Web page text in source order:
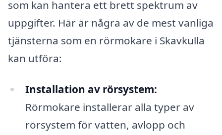
som kan hantera ett brett spektrum av
uppgifter. Här är några av de mest vanliga
tjänsterna som en rörmokare i Skavkulla
kan utföra:
Installation av rörsystem:
Rörmokare installerar alla typer av
rörsystem för vatten, avlopp och